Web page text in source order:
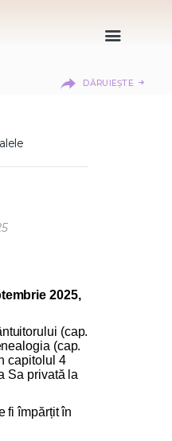
DĂRUIEȘTE
2025,
(cap.
(cap.
capitolul 4
Sa privată la
fi împărțit în